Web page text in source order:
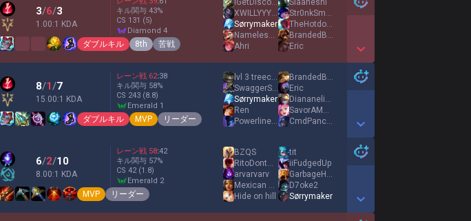
3/6/3
1.00:1 KDA
キル関与 43%
CS 131 (5)
diamond 4
ダブルキル 8th 苦戦
iGetDisconnected
XWILLYYYYYYYYYYY
Sørrymaker
Nameless197
Ahri
Slaaneshi
Str0nkSm0rt
TheHotdoglar
BrandedByMel
Eric
Show More Detail Games
8/1/7
15.00:1 KDA
レーン戦 62:38
キル関与 58%
CS 243 (8.8)
emerald 1
ダブルキル MVP リーダー
lvl 3 treecko
SwaggerStep
Sørrymaker
Ren
PowerlineNA
BrandedByMel
Eric
Diananelisebb
SavorAMenta
CmdPancake
Show More Detail Games
6/2/10
8.00:1 KDA
レーン戦 58:42
キル関与 57%
CS 42 (1.8)
emerald 2
MVP リーダー
BZQS
RitoDontBanPlsss
arvarvarv
Mexican Frost
Hide on hill
tit
iiFudgedUp
GarbageHuman67
D7oke2
Sørrymaker
Show More Detail Games